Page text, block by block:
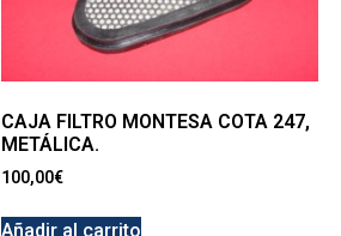
CAJA FILTRO MONTESA COTA 247,
METÁLICA.
100,00€
Añadir al carrito